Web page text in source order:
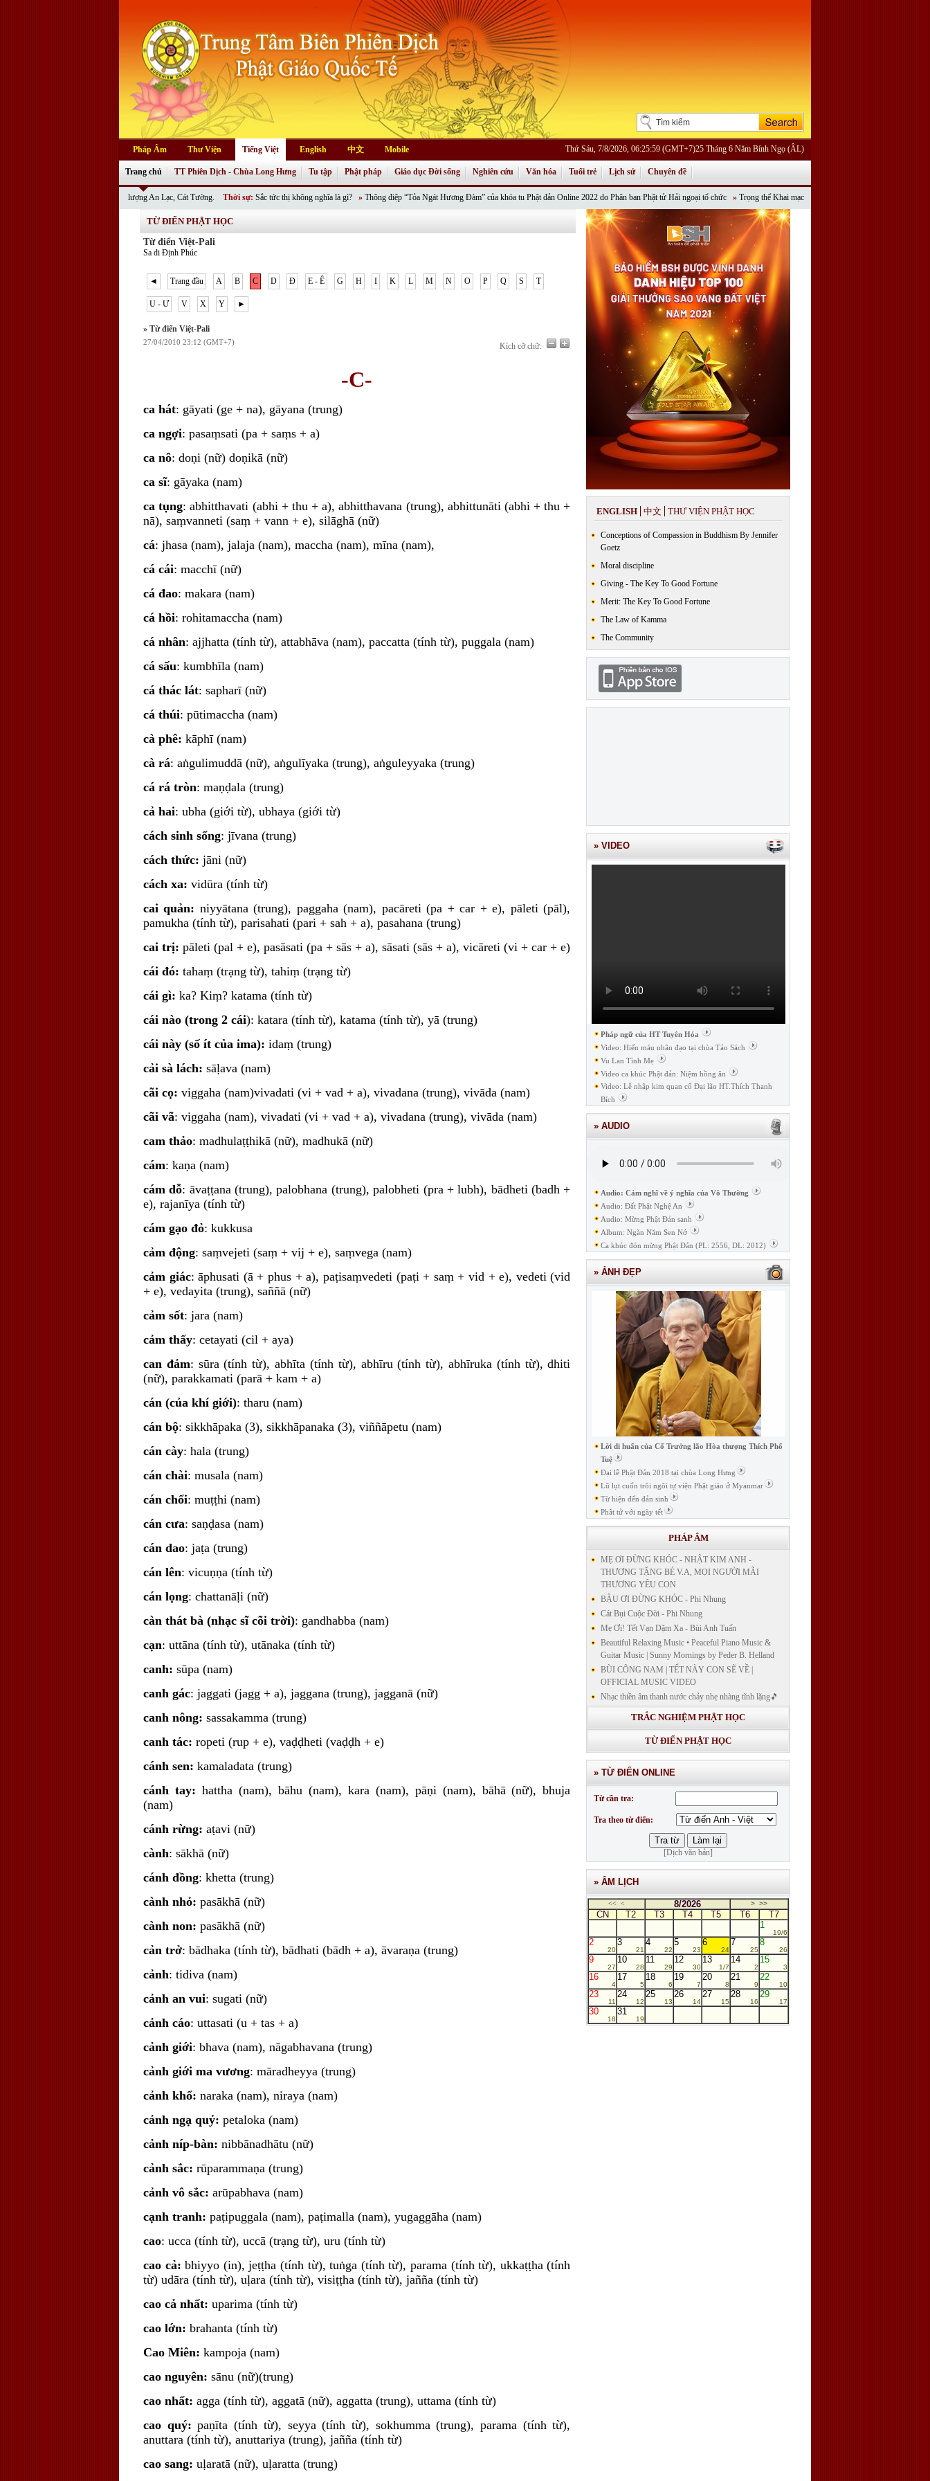
Pháp Âm Thư Viện Tiếng Việt English 中文 Mobile Thứ Sáu, 7/8/2026, 06:25:59 (GMT+7)25 Tháng 6 Năm Bính Ngọ (ÂL)
Trang chủ
Đức cùng quý Phật tử vô lượng An Lạc, Cát Tường.Thời sự: Sắc tức thị không nghĩa là gì?»Thông điệp “Tỏa Ngát Hương Đàm” của khóa tu Phật đản Online 2022 do Phân ban Phật tử Hải ngoại tổ chức» Trọng thể Khai mạc Khoá tu Phật đản Online “Tỏa Ngát Hương
TT Phiên Dịch - Chùa Long Hưng Tu tập Phật pháp Giáo dục Đời sống Nghiên cứu Văn hóa Tuổi trẻ Lịch sử Chuyên đề
TỪ ĐIỂN PHẬT HỌC
Từ điển Việt-Pali
Sa di Định Phúc
◄ Trang đầu A B C D Đ E - Ê G H I K L M N O P Q S T
U - Ư V X Y ►
» Từ điển Việt-Pali
27/04/2010 23:12 (GMT+7) Kích cỡ chữ:
-C-
ca hát: gāyati (ge + na), gāyana (trung)
ca ngợi: pasaṃsati (pa + saṃs + a)
ca nô: doṇi (nữ) doṇikā (nữ)
ca sĩ: gāyaka (nam)
ca tụng: abhitthavati (abhi + thu + a), abhitthavana (trung), abhittunāti (abhi + thu +
nā), saṃvanneti (saṃ + vann + e), silāghā (nữ)
cá: jhasa (nam), jalaja (nam), maccha (nam), mīna (nam),
cá cái: macchī (nữ)
cá đao: makara (nam)
cá hồi: rohitamaccha (nam)
cá nhân: ajjhatta (tính từ), attabhāva (nam), paccatta (tính từ), puggala (nam)
cá sấu: kumbhīla (nam)
cá thác lát: sapharī (nữ)
cá thúi: pūtimaccha (nam)
cà phê: kāphī (nam)
cà rá: aṅgulimuddā (nữ), aṅgulīyaka (trung), aṅguleyyaka (trung)
cá rá tròn: maṇḍala (trung)
cả hai: ubha (giới từ), ubhaya (giới từ)
cách sinh sống: jīvana (trung)
cách thức: jāni (nữ)
cách xa: vidūra (tính từ)
cai quản: niyyātana (trung), paggaha (nam), pacāreti (pa + car + e), pāleti (pāl),
pamukha (tính từ), parisahati (pari + sah + a), pasahana (trung)
cai trị: pāleti (pal + e), pasāsati (pa + sās + a), sāsati (sās + a), vicāreti (vi + car + e)
cái đó: tahaṃ (trạng từ), tahiṃ (trạng từ)
cái gì: ka? Kiṃ? katama (tính từ)
cái nào (trong 2 cái): katara (tính từ), katama (tính từ), yā (trung)
cái này (số ít của ima): idaṃ (trung)
cải sà lách: sāḷava (nam)
cãi cọ: viggaha (nam)vivadati (vi + vad + a), vivadana (trung), vivāda (nam)
cãi vã: viggaha (nam), vivadati (vi + vad + a), vivadana (trung), vivāda (nam)
cam thảo: madhulaṭṭhikā (nữ), madhukā (nữ)
cám: kaṇa (nam)
cám dỗ: āvaṭṭana (trung), palobhana (trung), palobheti (pra + lubh), bādheti (badh +
e), rajanīya (tính từ)
cám gạo đỏ: kukkusa
cảm động: saṃvejeti (saṃ + vij + e), saṃvega (nam)
cảm giác: āphusati (ā + phus + a), paṭisaṃvedeti (paṭi + saṃ + vid + e), vedeti (vid
+ e), vedayita (trung), saññā (nữ)
cảm sốt: jara (nam)
cảm thấy: cetayati (cil + aya)
can đảm: sūra (tính từ), abhīta (tính từ), abhīru (tính từ), abhīruka (tính từ), dhiti
(nữ), parakkamati (parā + kam + a)
cán (của khí giới): tharu (nam)
cán bộ: sikkhāpaka (3), sikkhāpanaka (3), viññāpetu (nam)
cán cày: hala (trung)
cán chài: musala (nam)
cán chổi: muṭṭhi (nam)
cán cưa: saṇḍasa (nam)
cán dao: jaṭa (trung)
cán lên: vicuṇṇa (tính từ)
cán lọng: chattanāḷi (nữ)
càn thát bà (nhạc sĩ cõi trời): gandhabba (nam)
cạn: uttāna (tính từ), utānaka (tính từ)
canh: sūpa (nam)
canh gác: jaggati (jagg + a), jaggana (trung), jagganā (nữ)
canh nông: sassakamma (trung)
canh tác: ropeti (rup + e), vaḍḍheti (vaḍḍh + e)
cánh sen: kamaladata (trung)
cánh tay: hattha (nam), bāhu (nam), kara (nam), pāṇi (nam), bāhā (nữ), bhuja
(nam)
cánh rừng: aṭavi (nữ)
cành: sākhā (nữ)
cánh đồng: khetta (trung)
cành nhỏ: pasākhā (nữ)
cành non: pasākhā (nữ)
cản trở: bādhaka (tính từ), bādhati (bādh + a), āvaraṇa (trung)
cảnh: tidiva (nam)
cảnh an vui: sugati (nữ)
cảnh cáo: uttasati (u + tas + a)
cảnh giới: bhava (nam), nāgabhavana (trung)
cảnh giới ma vương: māradheyya (trung)
cảnh khổ: naraka (nam), niraya (nam)
cảnh ngạ quỷ: petaloka (nam)
cảnh níp-bàn: nibbānadhātu (nữ)
cảnh sắc: rūparammaṇa (trung)
cảnh vô sắc: arūpabhava (nam)
cạnh tranh: paṭipuggala (nam), paṭimalla (nam), yugaggāha (nam)
cao: ucca (tính từ), uccā (trạng từ), uru (tính từ)
cao cả:bhiyyo (in), jeṭṭha (tính từ), tuṅga (tính từ), parama (tính từ), ukkaṭṭha (tính
từ) udāra (tính từ), uḷara (tính từ), visiṭṭha (tính từ), jañña (tính từ)
cao cả nhất: uparima (tính từ)
cao lớn: brahanta (tính từ)
Cao Miên: kampoja (nam)
cao nguyên: sānu (nữ)(trung)
cao nhất: agga (tính từ), aggatā (nữ), aggatta (trung), uttama (tính từ)
cao quý:paṇīta (tính từ), seyya (tính từ), sokhumma (trung), parama (tính từ),
anuttara (tính từ), anuttariya (trung), jañña (tính từ)
cao sang: uḷaratā (nữ), uḷaratta (trung)
ENGLISH 中文 THƯ VIỆN PHẬT HỌC
Conceptions of Compassion in Buddhism By Jennifer
Goetz
Moral discipline
Giving - The Key To Good Fortune
Merit: The Key To Good Fortune
The Law of Kamma
The Community
» VIDEO
Pháp ngữ của HT Tuyên Hóa
Video: Hiến máu nhân đạo tại chùa Tảo Sách
Vu Lan Tình Mẹ
Video ca khúc Phật đản: Niệm hồng ân
Video: Lễ nhập kim quan cố Đại lão HT.Thích Thanh
Bích
» AUDIO
Audio: Cảm nghĩ về ý nghĩa của Vô Thường
Audio: Đất Phật Nghệ An
Audio: Mừng Phật Đản sanh
Album: Ngàn Năm Sen Nở
Ca khúc đón mừng Phật Đản (PL: 2556, DL: 2012)
» ẢNH ĐẸP
Lời di huấn của Cố Trưởng lão Hòa thượng Thích Phổ
Tuệ
Đại lễ Phật Đản 2018 tại chùa Long Hưng
Lũ lụt cuốn trôi ngôi tự viện Phật giáo ở Myanmar
Từ hiện đến đản sinh
Phât tử với ngày tết
PHÁP ÂM
MẸ ƠI ĐỪNG KHÓC - NHẬT KIM ANH -
THƯƠNG TẶNG BÉ V.A, MỌI NGƯỜI MÃI
THƯƠNG YÊU CON
BẬU ƠI ĐỪNG KHÓC - Phi Nhung
Cát Bụi Cuộc Đời - Phi Nhung
Mẹ Ơi! Tết Vạn Dặm Xa - Bùi Anh Tuấn
Beautiful Relaxing Music • Peaceful Piano Music &
Guitar Music | Sunny Mornings by Peder B. Helland
BÙI CÔNG NAM | TẾT NÀY CON SẼ VỀ |
OFFICIAL MUSIC VIDEO
Nhạc thiền âm thanh nước chảy nhẹ nhàng tĩnh lặng🎵
Nhạc thiền lặng tâm
KINH BẢN NGUYỆN CÔNG ĐỨC DƯỢC SƯ
LƯU LY QUANG NHƯ LAI"
GIẢNG GIẢI KINH DƯỢC SƯ - BÀI 14/ GIẢNG
GIẢI KINH BẢN NGUYỆN CÔNG ĐỨC DƯỢC
SƯ LƯU LY QUANG NHƯ LAI
GIẢNG GIẢI KINH DƯỢC SƯ
TRẮC NGHIỆM PHẬT HỌC
TỪ ĐIỂN PHẬT HỌC
» TỪ ĐIỂN ONLINE
Từ cần tra:
Tra theo từ điển:
[Dịch văn bản]
» ÂM LỊCH
<< < 8/2026 > >>
CN T2 T3 T4 T5 T6
T7
1
19/6
2
20
3
21
4
22
5
23
6
24
7
25
8
26
9
27
10
28
11
29
12
30
13
1/7
14
2
15
3
16
4
17
5
18
6
19
7
20
8
21
9
22
10
23
11
24
12
25
13
26
14
27
15
28
16
29
17
30
18
31
19